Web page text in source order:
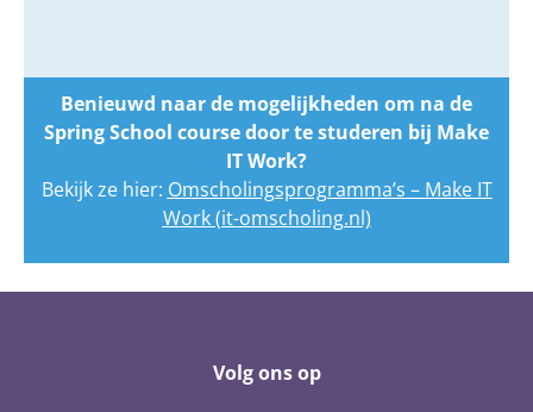
Benieuwd naar de mogelijkheden om na de
Spring School course door te studeren bij Make
IT Work?
Bekijk ze hier: Omscholingsprogramma’s – Make IT
Work (it-omscholing.nl)
Volg ons op